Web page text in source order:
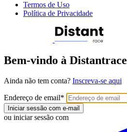
Termos de Uso
Política de Privacidade
Bem-vindo à Distantrace
Ainda não tem conta? Inscreva-se aqui
Endereço de email*
Iniciar sessão com e-mail
ou iniciar sessão com